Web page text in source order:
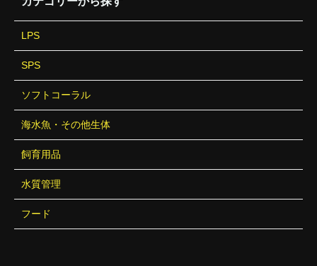
LPS
SPS
ソフトコーラル
海水魚・その他生体
飼育用品
水質管理
フード